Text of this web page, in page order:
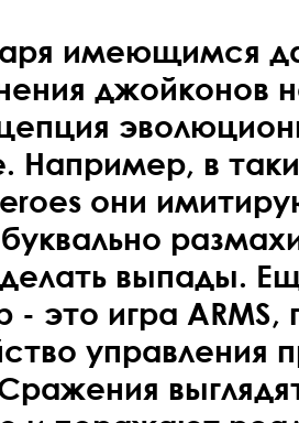
имеющимся
джойконов
Например, в
они
выпады.
- это игра ARMS,
управления